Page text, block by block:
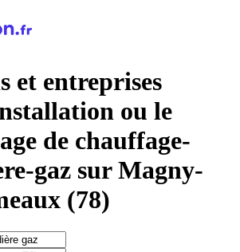
et entreprises
ou le
de chauffage-
gaz sur Magny-
(78)